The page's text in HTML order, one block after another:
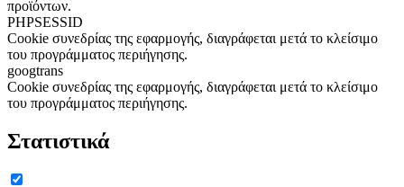
προϊόντων.
PHPSESSID
Cookie συνεδρίας της εφαρμογής, διαγράφεται μετά το κλείσιμο
του προγράμματος περιήγησης.
googtrans
Cookie συνεδρίας της εφαρμογής, διαγράφεται μετά το κλείσιμο
του προγράμματος περιήγησης.
Στατιστικά